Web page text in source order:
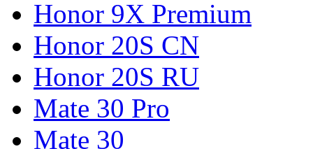
Honor 9X Premium
Honor 20S CN
Honor 20S RU
Mate 30 Pro
Mate 30